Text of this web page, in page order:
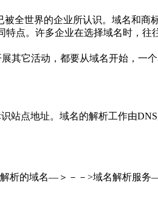
全世界的企业所认识。域名和商
点。许多企业在选择域名时，往
其它活动，都要从域名开始，一
站点地址。域名的解析工作由DNS
析的域名—＞－－>域名解析服